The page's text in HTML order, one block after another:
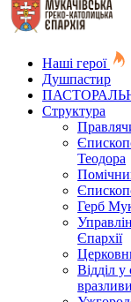
Наші герої
Душпастир
Структура
Теодора
Герб
Єпархії
Відділ у